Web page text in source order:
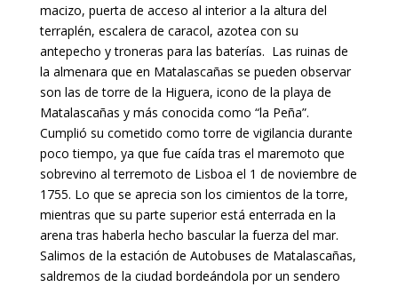
macizo, puerta de acceso al interior a la altura del
terraplén, escalera de caracol, azotea con su
antepecho y troneras para las baterías. Las ruinas de
la almenara que en Matalascañas se pueden observar
son las de torre de la Higuera, icono de la playa de
Matalascañas y más conocida como “la Peña”.
Cumplió su cometido como torre de vigilancia durante
poco tiempo, ya que fue caída tras el maremoto que
sobrevino al terremoto de Lisboa el 1 de noviembre de
1755. Lo que se aprecia son los cimientos de la torre,
mientras que su parte superior está enterrada en la
arena tras haberla hecho bascular la fuerza del mar.
Salimos de la estación de Autobuses de Matalascañas,
saldremos de la ciudad bordeándola por un sendero